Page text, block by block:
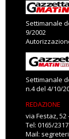
Settimanale
9/2002
Settimanale
n.4 del 4/10/
REDAZIONE
via Festaz, 52
Tel: 0165/
Mail: